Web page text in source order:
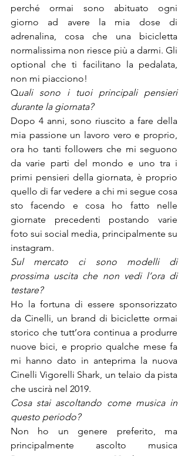
perché ormai sono abituato ogni
giorno ad avere la mia dose di
adrenalina, cosa che una bicicletta
normalissima non riesce più a darmi. Gli
optional che ti facilitano la pedalata,
non mi piacciono!
Quali sono i tuoi principali pensieri
durante la giornata?
Dopo 4 anni, sono riuscito a fare della
mia passione un lavoro vero e proprio,
ora ho tanti followers che mi seguono
da varie parti del mondo e uno tra i
primi pensieri della giornata, è proprio
quello di far vedere a chi mi segue cosa
sto facendo e cosa ho fatto nelle
giornate precedenti postando varie
foto sui social media, principalmente su
instagram.
Sul mercato ci sono modelli di
prossima uscita che non vedi l’ora di
testare?
Ho la fortuna di essere sponsorizzato
da Cinelli, un brand di biciclette ormai
storico che tutt’ora continua a produrre
nuove bici, e proprio qualche mese fa
mi hanno dato in anteprima la nuova
Cinelli Vigorelli Shark, un telaio da pista
che uscirà nel 2019.
Cosa stai ascoltando come musica in
questo periodo?
Non ho un genere preferito, ma
principalmente ascolto musica